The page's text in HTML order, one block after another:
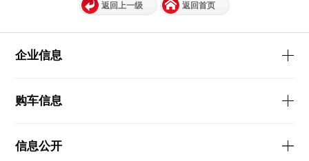
返回上一级 返回首页
企业信息
购车信息
信息公开